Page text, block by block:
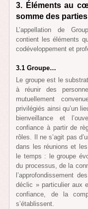
3. Éléments au
somme des parties
L’appellation de
contient les éléments
codéveloppement et
3.1 Groupe…
Le groupe est le
à réunir des
mutuellement
privilégiés ainsi qu’un
bienveillance et
confiance à partir de
rôles. Il ne s’agit pas
dans les réunions et
le temps : le groupe
du processus, de la
l’approfondissement
déclic » particulier aux
confiance, de la
s’établissent.